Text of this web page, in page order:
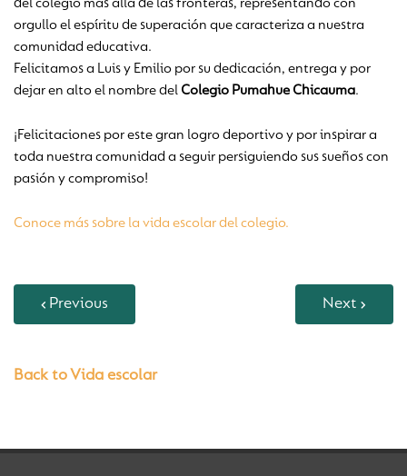
del colegio más allá de las fronteras, representando con
orgullo el espíritu de superación que caracteriza a nuestra
comunidad educativa.
Felicitamos a Luis y Emilio por su dedicación, entrega y por
dejar en alto el nombre del Colegio Pumahue Chicauma.
¡Felicitaciones por este gran logro deportivo y por inspirar a
toda nuestra comunidad a seguir persiguiendo sus sueños con
pasión y compromiso!
Conoce más sobre la vida escolar del colegio.
Previous Next
Back to Vida escolar